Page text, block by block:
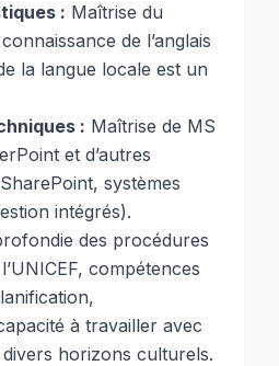
: Maîtrise du
de l’anglais
la langue locale est un
: Maîtrise de MS
et d’autres
systèmes
intégrés).
des procédures
compétences
à travailler avec
horizons culturels.